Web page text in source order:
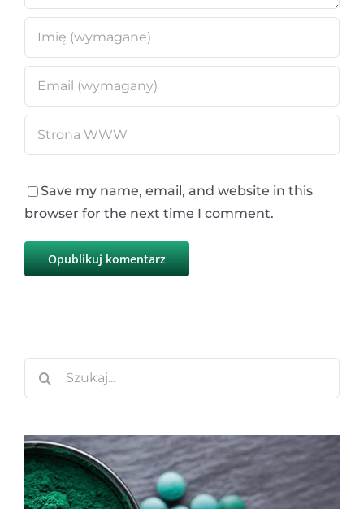
Save my name, email, and website in this
browser for the next time I comment.